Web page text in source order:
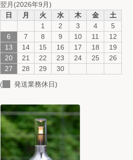
翌月(2026年9月)
日
月 火 水 木 金
土
1
2 3 4
5
6
7 8 9 10 11
12
13
14 15 16 17 18
19
20
21 22 23 24 25
26
27
28 29
30
(
発送業務休日)